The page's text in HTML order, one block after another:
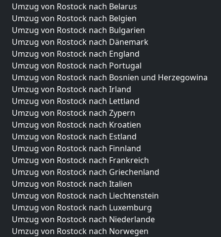
Umzug von Rostock nach Belarus
Umzug von Rostock nach Belgien
Umzug von Rostock nach Bulgarien
Umzug von Rostock nach Dänemark
Umzug von Rostock nach England
Umzug von Rostock nach Portugal
Umzug von Rostock nach Bosnien und Herzegowina
Umzug von Rostock nach Irland
Umzug von Rostock nach Lettland
Umzug von Rostock nach Zypern
Umzug von Rostock nach Kroatien
Umzug von Rostock nach Estland
Umzug von Rostock nach Finnland
Umzug von Rostock nach Frankreich
Umzug von Rostock nach Griechenland
Umzug von Rostock nach Italien
Umzug von Rostock nach Liechtenstein
Umzug von Rostock nach Luxemburg
Umzug von Rostock nach Niederlande
Umzug von Rostock nach Norwegen